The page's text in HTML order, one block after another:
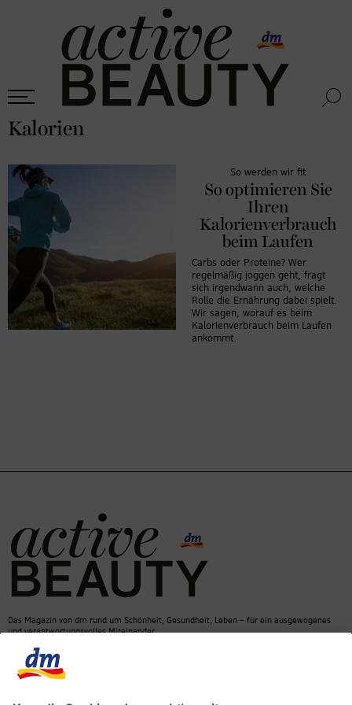
Kalorien
So werden wir fit
So optimieren Sie
Ihren
Kalorienverbrauch
beim Laufen
Carbs oder Proteine? Wer
regelmäßig joggen geht, fragt
sich irgendwann auch, welche
Rolle die Ernährung dabei spielt.
Wir sagen, worauf es beim
Kalorienverbrauch beim Laufen
ankommt.
Das Magazin von dm rund um Schönheit, Gesundheit, Leben – für ein ausgewogenes
und verantwortungsvolles Miteinander.